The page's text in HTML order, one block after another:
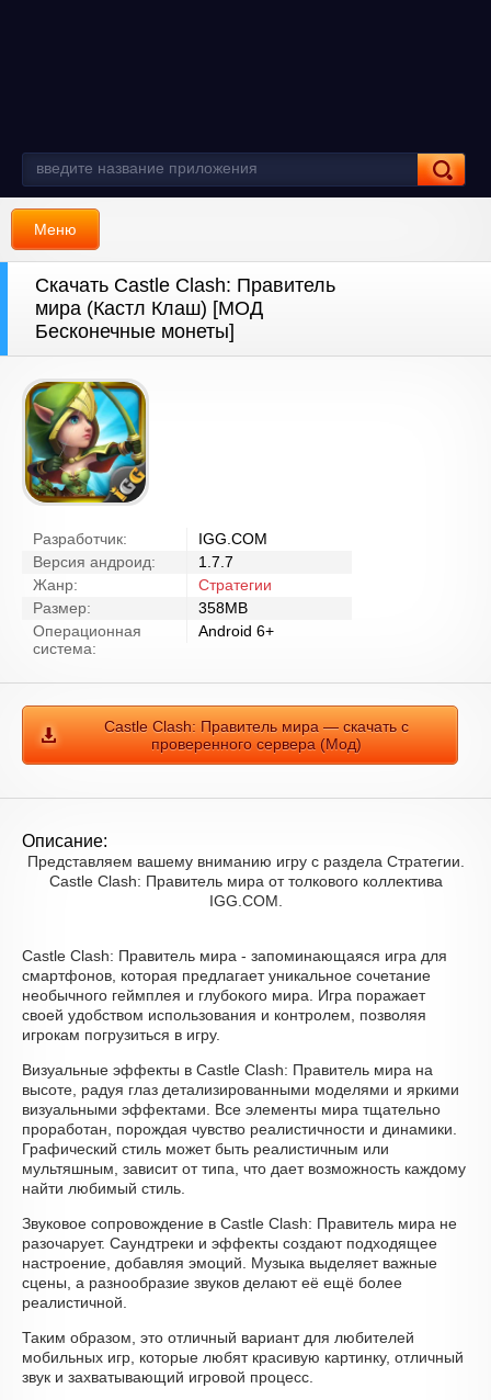
Меню
Скачать Castle Clash: Правитель
мира (Кастл Клаш) [МОД
Бесконечные монеты]
Разработчик:
IGG.COM
Версия андроид:
1.7.7
Жанр:
Стратегии
Размер:
358MB
Операционная
система:
Android 6+
Castle Clash: Правитель мира — скачать с
проверенного сервера (Мод)
Описание:
Представляем вашему вниманию игру с раздела Стратегии.
Castle Clash: Правитель мира от толкового коллектива
IGG.COM.
Castle Clash: Правитель мира - запоминающаяся игра для
смартфонов, которая предлагает уникальное сочетание
необычного геймплея и глубокого мира. Игра поражает
своей удобством использования и контролем, позволяя
игрокам погрузиться в игру.
Визуальные эффекты в Castle Clash: Правитель мира на
высоте, радуя глаз детализированными моделями и яркими
визуальными эффектами. Все элементы мира тщательно
проработан, порождая чувство реалистичности и динамики.
Графический стиль может быть реалистичным или
мультяшным, зависит от типа, что дает возможность каждому
найти любимый стиль.
Звуковое сопровождение в Castle Clash: Правитель мира не
разочарует. Саундтреки и эффекты создают подходящее
настроение, добавляя эмоций. Музыка выделяет важные
сцены, а разнообразие звуков делают её ещё более
реалистичной.
Таким образом, это отличный вариант для любителей
мобильных игр, которые любят красивую картинку, отличный
звук и захватывающий игровой процесс.